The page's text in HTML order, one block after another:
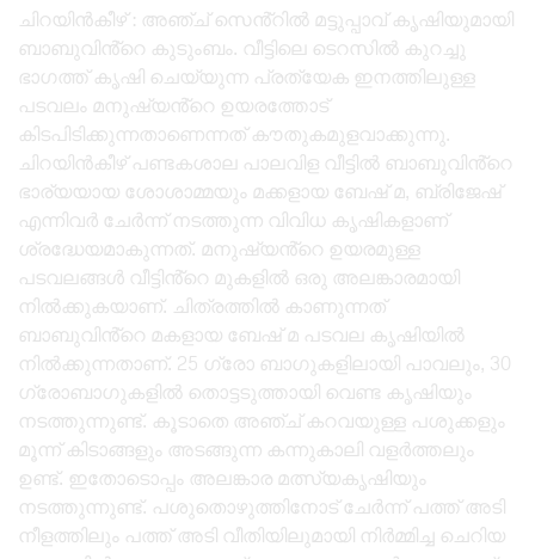
ചിറയിൻകീഴ് : അഞ്ച് സെൻ്റിൽ മട്ടുപ്പാവ് കൃഷിയുമായി
ബാബുവിൻ്റെ കുടുംബം. വീട്ടിലെ ടെറസിൽ കുറച്ചു
ഭാഗത്ത് കൃഷി ചെയ്യുന്ന പ്രത്യേക ഇനത്തിലുള്ള
പടവലം മനുഷ്യൻ്റെ ഉയരത്തോട്
കിടപിടിക്കുന്നതാണെന്നത് കൗതുകമുളവാക്കുന്നു.
ചിറയിൻകീഴ് പണ്ടകശാല പാലവിള വീട്ടിൽ ബാബുവിൻ്റെ
ഭാര്യയായ ശോശാമ്മയും മക്കളായ ബേഷ് മ, ബ്രിജേഷ്
എന്നിവർ ചേർന്ന് നടത്തുന്ന വിവിധ കൃഷികളാണ്
ശ്രദ്ധേയമാകുന്നത്. മനുഷ്യൻ്റെ ഉയരമുള്ള
പടവലങ്ങൾ വീട്ടിൻ്റെ മുകളിൽ ഒരു അലങ്കാരമായി
നിൽക്കുകയാണ്. ചിത്രത്തിൽ കാണുന്നത്
ബാബുവിൻ്റെ മകളായ ബേഷ് മ പടവല കൃഷിയിൽ
നിൽക്കുന്നതാണ്. 25 ഗ്രോ ബാഗുകളിലായി പാവലും, 30
ഗ്രോബാഗുകളിൽ തൊട്ടടുത്തായി വെണ്ട കൃഷിയും
നടത്തുന്നുണ്ട്. കൂടാതെ അഞ്ച് കറവയുള്ള പശുക്കളും
മൂന്ന് കിടാങ്ങളും അടങ്ങുന്ന കന്നുകാലി വളർത്തലും
ഉണ്ട്. ഇതോടൊപ്പം അലങ്കാര മത്സ്യകൃഷിയും
നടത്തുന്നുണ്ട്. പശുതൊഴുത്തിനോട് ചേർന്ന് പത്ത് അടി
നീളത്തിലും പത്ത് അടി വീതിയിലുമായി നിർമ്മിച്ച ചെറിയ